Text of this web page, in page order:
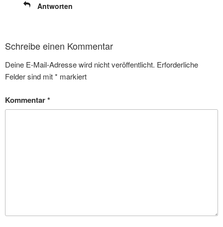
Antworten
Schreibe einen Kommentar
Deine E-Mail-Adresse wird nicht veröffentlicht. Erforderliche
Felder sind mit* markiert
Kommentar*